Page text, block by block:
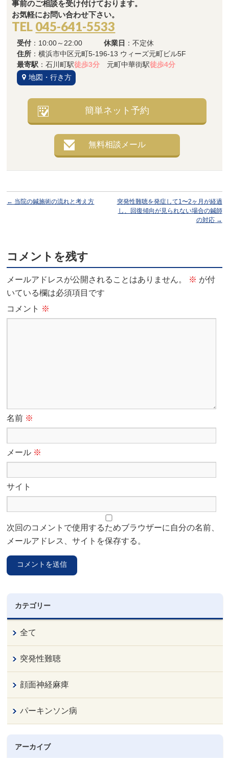
事前のご相談を受け付けております。
お気軽にお問い合わせ下さい。
TEL 045-641-5533
受付 ：10:00～22:00休業日 ：不定休
住所 ：横浜市中区元町5-196-13 ウィーズ元町ビル5F
最寄駅 ：石川町駅徒歩3分 元町中華街駅徒歩4分
地図・行き方
簡単ネット予約
無料相談メール
← 当院の鍼施術の流れと考え方
突発性難聴を発症して1〜2ヶ月が経過
し、回復傾向が見られない場合の鍼師
の対応 →
コメントを残す
メールアドレスが公開されることはありません。 ※ が付
いている欄は必須項目です
コメント ※
名前 ※
メール ※
サイト
次回のコメントで使用するためブラウザーに自分の名前、
メールアドレス、サイトを保存する。
カテゴリー
全て
突発性難聴
顔面神経麻痺
パーキンソン病
アーカイブ